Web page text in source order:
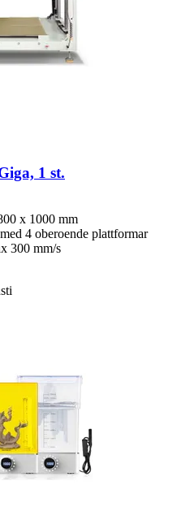
1 st.
x 1000 mm
4 oberoende plattformar
300 mm/s